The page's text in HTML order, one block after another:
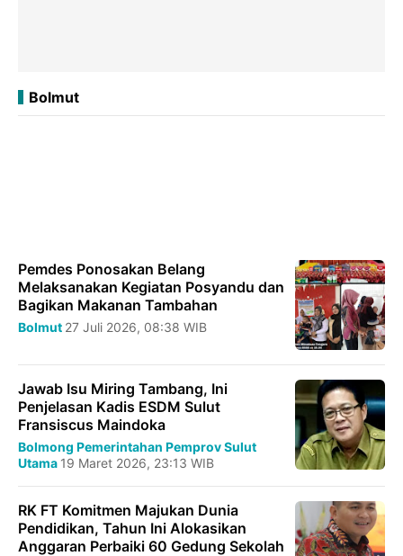
Bolmut
Pemdes Ponosakan Belang
Melaksanakan Kegiatan Posyandu dan
Bagikan Makanan Tambahan
Bolmut 27 Juli 2026, 08:38 WIB
Jawab Isu Miring Tambang, Ini
Penjelasan Kadis ESDM Sulut
Fransiscus Maindoka
Bolmong Pemerintahan Pemprov Sulut
Utama 19 Maret 2026, 23:13 WIB
RK FT Komitmen Majukan Dunia
Pendidikan, Tahun Ini Alokasikan
Anggaran Perbaiki 60 Gedung Sekolah